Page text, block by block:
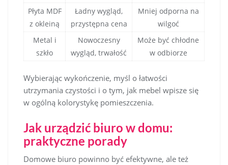
Płyta MDF
z okleiną
Ładny wygląd,
przystępna cena
Mniej odporna na
wilgoć
Metal i
szkło
Nowoczesny
wygląd, trwałość
Może być chłodne
w odbiorze
Wybierając wykończenie, myśl o łatwości
utrzymania czystości i o tym, jak mebel wpisze się
w ogólną kolorystykę pomieszczenia.
Jak urządzić biuro w domu:
praktyczne porady
Domowe biuro powinno być efektywne, ale też